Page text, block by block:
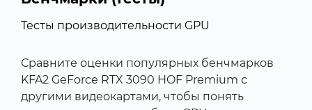
Тесты производительности GPU
Сравните оценки популярных бенчмарков
KFA2 GeForce RTX 3090 HOF Premium с
другими видеокартами, чтобы понять